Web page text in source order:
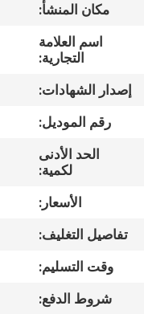
أشرطة
فيديو
معلومات
جولة
المعمل
رقابة
جودة
مكان المنشأ:
اسم العلامة
التجارية:
إصدار الشهادات:
رقم الموديل:
الحد الأدنى
لكمية:
الأسعار:
تفاصيل التغليف:
وقت التسليم:
شروط الدفع: